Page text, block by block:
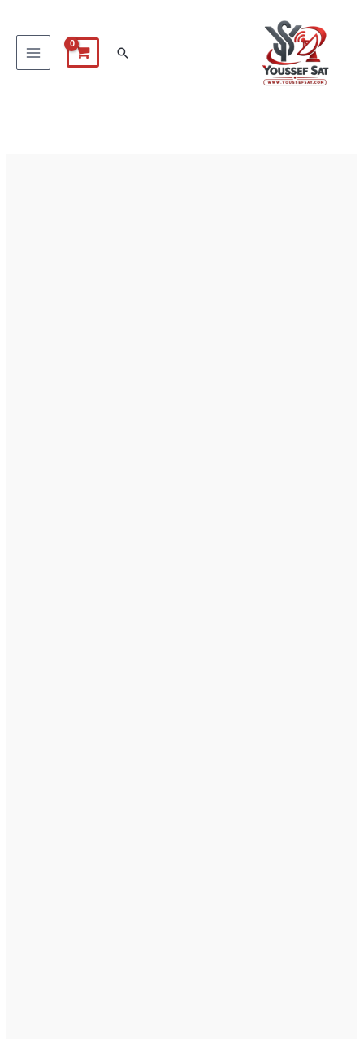
البحث